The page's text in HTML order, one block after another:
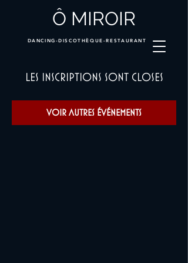
Ô MIROIR
DANCING-DISCOTHÈQUE-RESTAURANT
Les inscriptions sont closes
Voir autres événements